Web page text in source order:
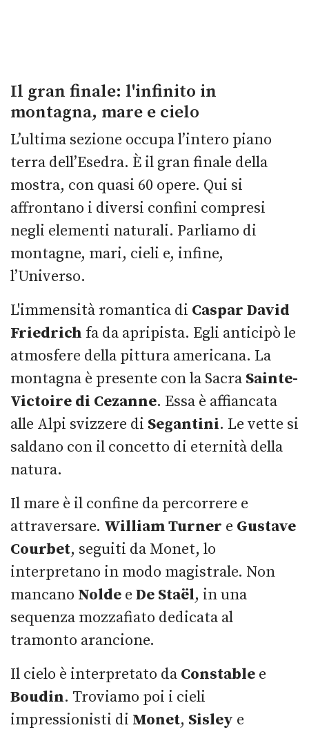
Il gran finale: l'infinito in
montagna, mare e cielo
L’ultima sezione occupa l’intero piano
terra dell’Esedra. È il gran finale della
mostra, con quasi 60 opere. Qui si
affrontano i diversi confini compresi
negli elementi naturali. Parliamo di
montagne, mari, cieli e, infine,
l’Universo.
L'immensità romantica di Caspar David
Friedrich fa da apripista. Egli anticipò le
atmosfere della pittura americana. La
montagna è presente con la Sacra Sainte-
Victoire di Cezanne. Essa è affiancata
alle Alpi svizzere di Segantini. Le vette si
saldano con il concetto di eternità della
natura.
Il mare è il confine da percorrere e
attraversare. William Turner e Gustave
Courbet, seguiti da Monet, lo
interpretano in modo magistrale. Non
mancano Nolde e De Staël, in una
sequenza mozzafiato dedicata al
tramonto arancione.
Il cielo è interpretato da Constable e
Boudin. Troviamo poi i cieli
impressionisti di Monet, Sisley e